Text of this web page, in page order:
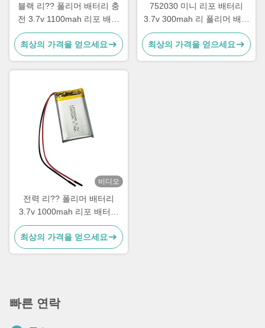
블랙 리?? 폴리머 배터리 충
전 3.7v 1100mah 리포 배터
리 팩
최상의 가격을 얻으세요
752030 미니 리포 배터리
3.7v 300mah 리 폴리머 배터
리 팩
최상의 가격을 얻으세요
비디오
전력 리?? 폴리머 배터리
3.7v 1000mah 리포 배터리
703048
최상의 가격을 얻으세요
빠른 연락